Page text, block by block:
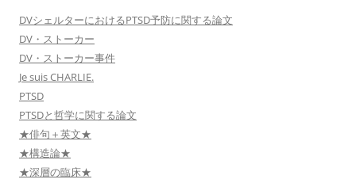
DVシェルターにおけるPTSD予防に関する論文
DV・ストーカー
DV・ストーカー事件
Je suis CHARLIE.
PTSD
PTSDと哲学に関する論文
★俳句＋英文★
★構造論★
★深層の臨床★